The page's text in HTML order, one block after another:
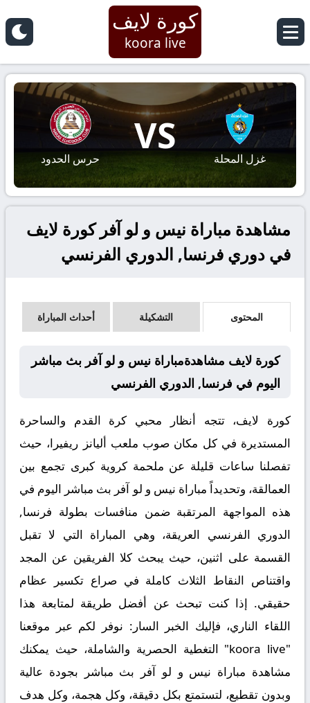
كورة لايف
koora live
غزل المحلة
VS
حرس الحدود
مشاهدة مباراة نيس و لو آفر كورة لايف
في دوري فرنسا, الدوري الفرنسي
المحتوى التشكيلة أحداث المباراة
كورة لايف مشاهدةمباراة نيس و لو آفر بث مباشر
اليوم في فرنسا, الدوري الفرنسي
كورة لايف، تتجه أنظار محبي كرة القدم والساحرة
المستديرة في كل مكان صوب ملعب أليانز ريفيرا، حيث
تفصلنا ساعات قليلة عن ملحمة كروية كبرى تجمع بين
العمالقة، وتحديداً مباراة نيس و لو آفر بث مباشر اليوم في
هذه المواجهة المرتقبة ضمن منافسات بطولة فرنسا,
الدوري الفرنسي العريقة، وهي المباراة التي لا تقبل
القسمة على اثنين، حيث يبحث كلا الفريقين عن المجد
واقتناص النقاط الثلاث كاملة في صراع تكسير عظام
حقيقي. إذا كنت تبحث عن أفضل طريقة لمتابعة هذا
اللقاء الناري، فإليك الخبر السار: نوفر لكم عبر موقعنا
"koora live" التغطية الحصرية والشاملة، حيث يمكنك
مشاهدة مباراة نيس و لو آفر بث مباشر
بجودة عالية
وبدون تقطيع، لتستمتع بكل دقيقة، وكل هجمة، وكل هدف